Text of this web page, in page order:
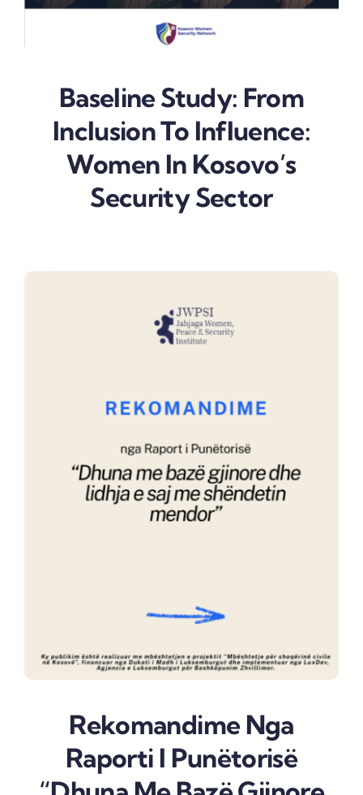
Baseline Study: From
Inclusion To Influence:
Women In Kosovo’s
Security Sector
Rekomandime Nga
Raporti I Punëtorisë